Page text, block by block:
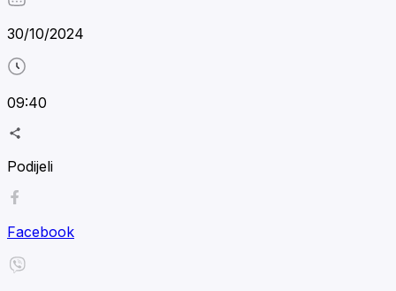
30/10/2024
09:40
Podijeli
Facebook